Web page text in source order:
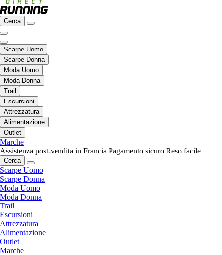
Cerca
Scarpe Uomo
Scarpe Donna
Moda Uomo
Moda Donna
Trail
Escursioni
Attrezzatura
Alimentazione
Outlet
Marche
Assistenza post-vendita in Francia Pagamento sicuro Reso facile
Cerca
Scarpe Uomo
Scarpe Donna
Moda Uomo
Moda Donna
Trail
Escursioni
Attrezzatura
Alimentazione
Outlet
Marche